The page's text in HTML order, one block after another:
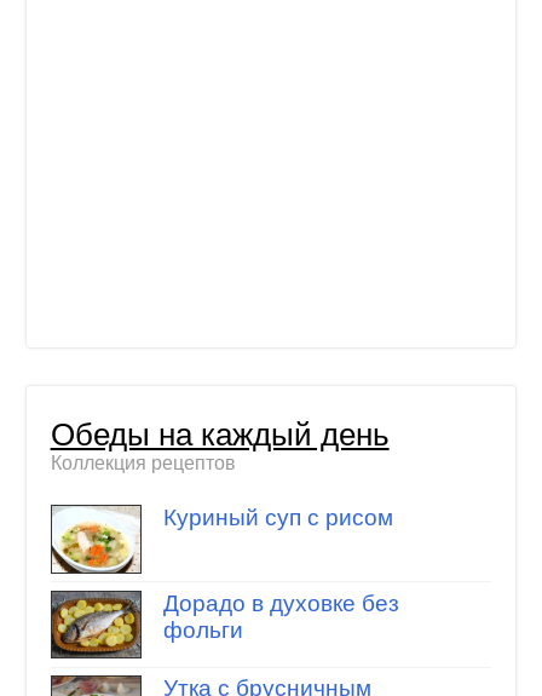
Обеды на каждый день
Коллекция рецептов
Куриный суп с рисом
Дорадо в духовке без
фольги
Утка с брусничным